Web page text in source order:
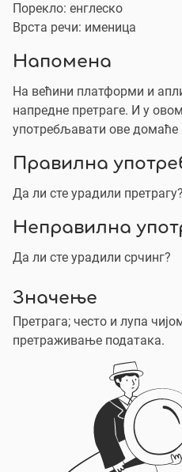
Порекло: енглеско
Врста речи: именица
Напомена
На већини платформи и
напредне претраге. И у
употребљавати ове домаће
Правилна
Да ли сте урадили претрагу?
Неправилна
Да ли сте урадили срчинг?
Значење
Претрага; често и лупа
претраживање података.